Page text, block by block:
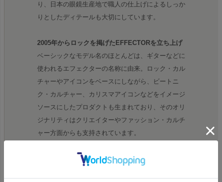
り、日本の眼鏡生産地で職人の仕上げによるしっか
りとしたディテールも大切にしています。
2005年からロックを掲げたEFFECTORを立ち上げ
ベーシックなモデル名のほとんどは、ギターなどに
使われるエフェクターの名称に由来。ロック・カル
チャーやアイコンをベースにしながら、ビートニ
ク・カルチャー、カリスマアイコンなどをイメージ
ソースにしたプロダクトも生まれており、そのオリ
ジナリティはクリエイターやファッション・カルチ
ャー方面からも支持されています。
様々なブランドとコラボレーション